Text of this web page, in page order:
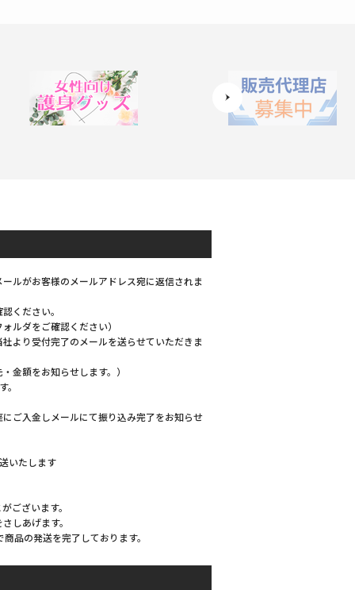
ルがお客様のメールアドレス宛に返信されま
ください。
ルダをご確認ください）
より受付完了のメールを送らせていただきま
金額をお知らせします。）
ご入金しメールにて振り込み完了をお知らせ
いたします
ございます。
しあげます。
品の発送を完了しております。